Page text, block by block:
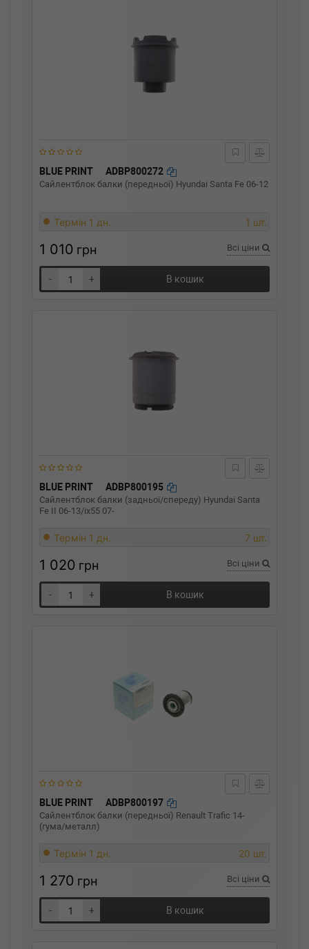
BLUE PRINT ADBP800272
Сайлентблок балки (передньої) Hyundai Santa Fe 06-12
Термін 1 дн. 1 шт.
1 010 грн Всі ціни
- + В кошик
BLUE PRINT ADBP800195
Сайлентблок балки (задньої/спереду) Hyundai Santa
Fe II 06-13/ix55 07-
Термін 1 дн. 7 шт.
1 020 грн Всі ціни
- + В кошик
BLUE PRINT ADBP800197
Сайлентблок балки (передньої) Renault Trafic 14-
(гума/металл)
Термін 1 дн. 20 шт.
1 270 грн Всі ціни
- + В кошик